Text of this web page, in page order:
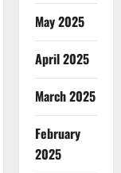
May 2025
April 2025
March 2025
February
2025